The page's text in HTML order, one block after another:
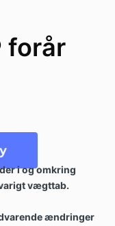
forår
i og omkring
vægttab.
ændringer